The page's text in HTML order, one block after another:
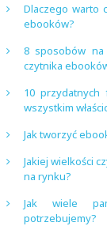
Dlaczego warto
ebooków?
8 sposobów na
czytnika
10 przydatnych
wszystkim
Jak tworzyć
Jakiej wielkości
na rynku?
Jak wiele
potrzebujemy?